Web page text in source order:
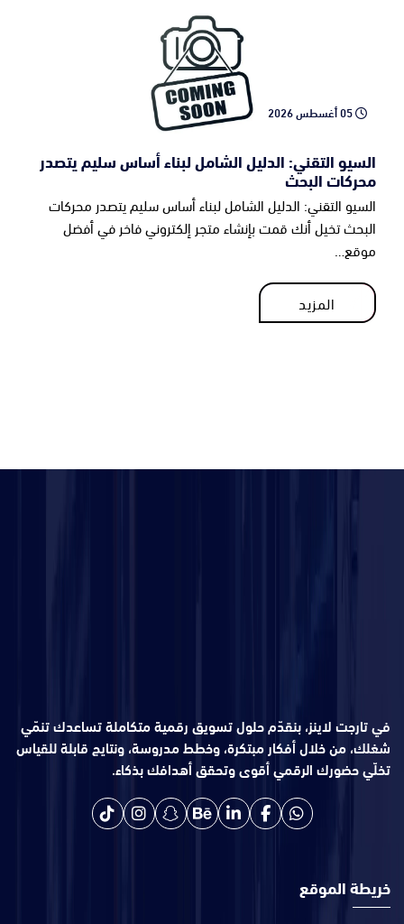
05 أغسطس 2026
السيو التقني: الدليل الشامل لبناء أساس سليم يتصدر
محركات البحث
السيو التقني: الدليل الشامل لبناء أساس سليم يتصدر محركات
البحث تخيل أنك قمت بإنشاء متجر إلكتروني فاخر في أفضل
موقع…
المزيد
المزيد
في تارجت لاينز، بنقدّم حلول تسويق رقمية متكاملة تساعدك تنمّي
شغلك، من خلال أفكار مبتكرة، وخطط مدروسة، ونتايج قابلة للقياس
تخلّي حضورك الرقمي أقوى وتحقق أهدافك بذكاء.
خريطة الموقع